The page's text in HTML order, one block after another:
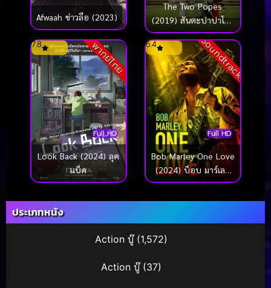
Afwaah ข่าวลือ (2023)
The Two Popes
(2019) สันตะปาปาโลก
จารึก
พากย์ไทย
Full HD
7.8
Look Back (2024) ลุค
แบ็ค
Soundtrack
Full HD
6.4
Bob Marley One Love
(2024) บ็อบ มาร์เลย์
วัน เลิฟ
ประเภทหนัง
Action บู๊(1,572)
Action บู๊(37)